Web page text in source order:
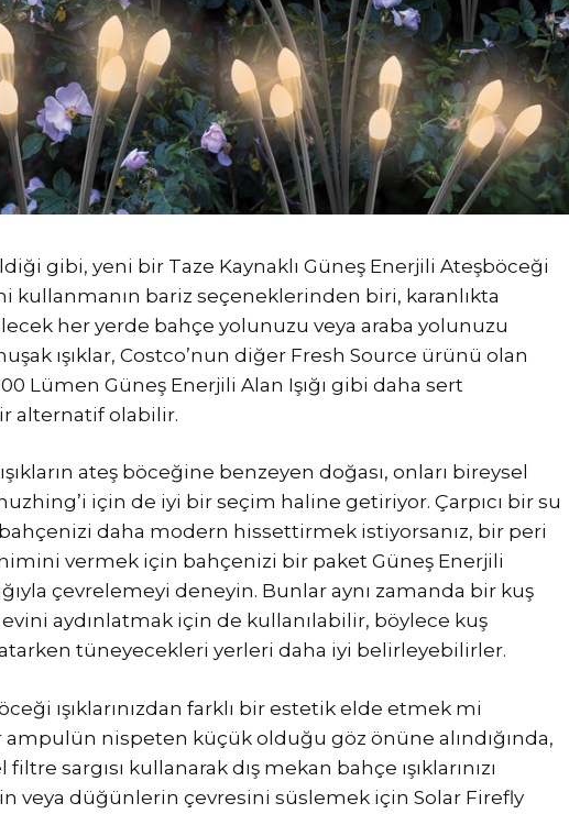
gibi, yeni bir Taze Kaynaklı Güneş Enerjili Ateşböceği
kullanmanın bariz seçeneklerinden biri, karanlıkta
her yerde bahçe yolunuzu veya araba yolunuzu
ışıklar, Costco’nun diğer Fresh Source ürünü olan
Lümen Güneş Enerjili Alan Işığı gibi daha sert
alternatif olabilir.
ateş böceğine benzeyen doğası, onları bireysel
için de iyi bir seçim haline getiriyor. Çarpıcı bir su
daha modern hissettirmek istiyorsanız, bir peri
vermek için bahçenizi bir paket Güneş Enerjili
çevrelemeyi deneyin. Bunlar aynı zamanda bir kuş
aydınlatmak için de kullanılabilir, böylece kuş
tüneyecekleri yerleri daha iyi belirleyebilirler.
ışıklarınızdan farklı bir estetik elde etmek mi
nispeten küçük olduğu göz önüne alındığında,
sargısı kullanarak dış mekan bahçe ışıklarınızı
veya düğünlerin çevresini süslemek için Solar Firefly